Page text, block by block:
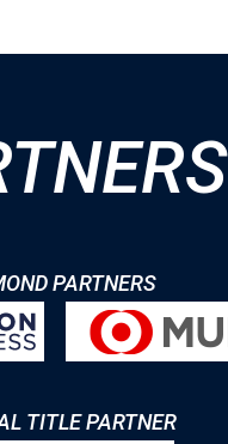
PARTNERS
TITLE PARTNER